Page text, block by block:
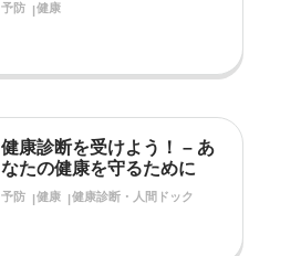
予防 健康
健康診断を受けよう！ – あ
なたの健康を守るために
予防 健康 健康診断・人間ドック